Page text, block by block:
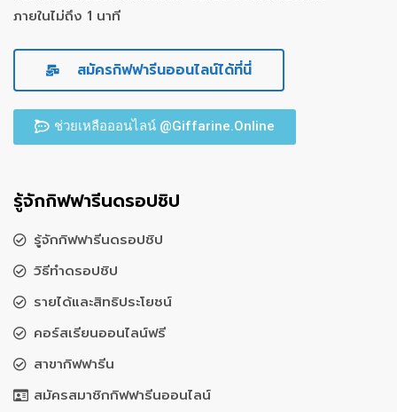
ภายในไม่ถึง 1 นาที
สมัครกิฟฟารีนออนไลน์ได้ที่นี่
ช่วยเหลือออนไลน์ @Giffarine.Online
รู้จักกิฟฟารีนดรอปชิป
รู้จักกิฟฟารีนดรอปชิป
วิธีทำดรอปชิป
รายได้และสิทธิประโยชน์
คอร์สเรียนออนไลน์ฟรี
สาขากิฟฟารีน
สมัครสมาชิกกิฟฟารีนออนไลน์